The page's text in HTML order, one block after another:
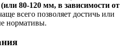
80-120 мм, в зависимости от
всего позволяет достичь или
нормативы.